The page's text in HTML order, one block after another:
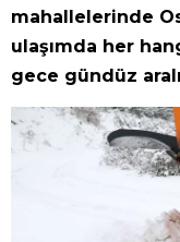
mahallelerinde
ulaşımda her
gece gündüz